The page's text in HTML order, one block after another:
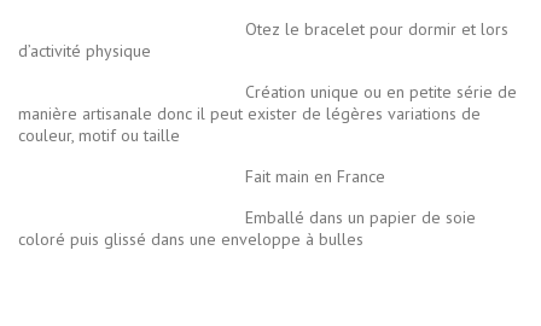
Otez le bracelet pour dormir et lors
d’activité physique
Création unique ou en petite série de
manière artisanale donc il peut exister de légères variations de
couleur, motif ou taille
Fait main en France
Emballé dans un papier de soie
coloré puis glissé dans une enveloppe à bulles